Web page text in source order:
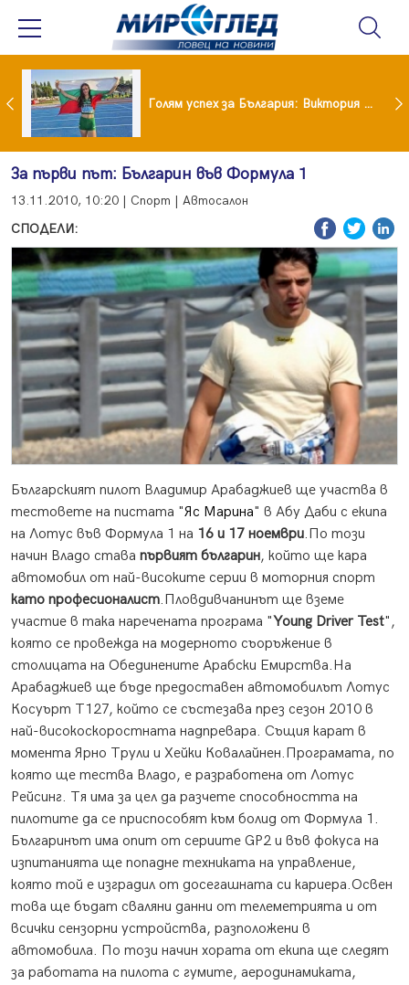
Когато всичко те дразни: тези трикове променят настроението за минути Голям успех за България: Виктория Ангелова грабна световна титла в тройния скок
За първи път: Българин във Формула 1
13.11.2010, 10:20 | Спорт | Автосалон
СПОДЕЛИ:
Българският пилот Владимир Арабаджиев ще участва в
тестовете на пистата "Яс Марина" в Абу Даби с екипа
на Лотус във Формула 1 на 16 и 17 ноември.По този
начин Владо става първият българин, който ще кара
автомобил от най-високите серии в моторния спорт
като професионалист.Пловдивчанинът ще вземе
участие в така наречената програма "Young Driver Test",
която се провежда на модерното съоръжение в
столицата на Обединените Арабски Емирства.На
Арабаджиев ще бъде предоставен автомобилът Лотус
Косуърт Т127, който се състезава през сезон 2010 в
най-високоскоростната надпревара. Същия карат в
момента Ярно Трули и Хейки Ковалайнен.Програмата, по
която ще тества Владо, е разработена от Лотус
Рейсинг. Тя има за цел да разчете способността на
пилотите да се приспособят към болид от Формула 1.
Българинът има опит от сериите GP2 и във фокуса на
изпитанията ще попадне техниката на управление,
която той е изградил от досегашната си кариера.Освен
това ще бъдат сваляни данни от телеметрията и от
всички сензорни устройства, разположени в
автомобила. По този начин хората от екипа ще следят
за работата на пилота с гумите, аеродинамиката,